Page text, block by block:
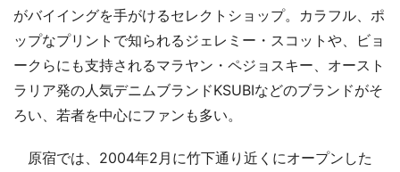
がバイイングを手がけるセレクトショップ。カラフル、ポ
ップなプリントで知られるジェレミー・スコットや、ビョ
ークらにも支持されるマラヤン・ペジョスキー、オースト
ラリア発の人気デニムブランドKSUBIなどのブランドがそ
ろい、若者を中心にファンも多い。
原宿では、2004年2月に竹下通り近くにオープンした